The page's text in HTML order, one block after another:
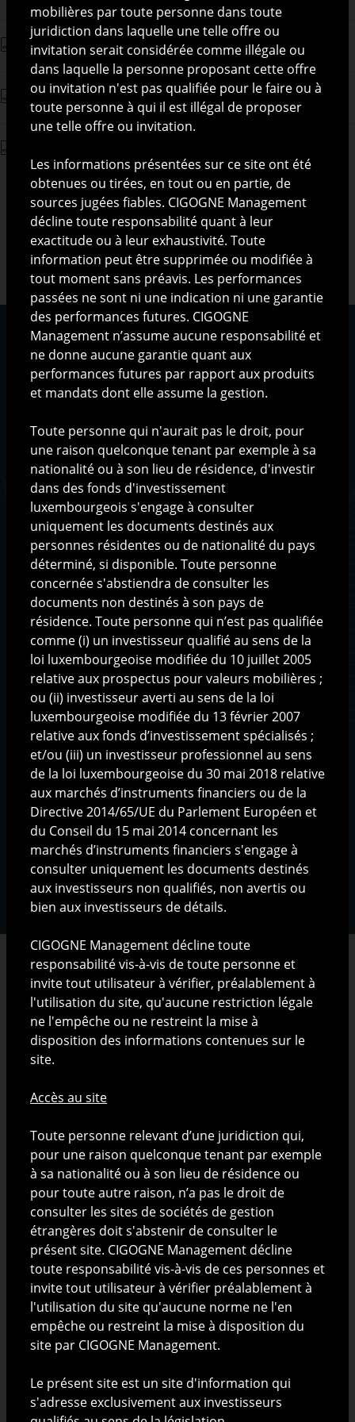
Final Terms
Prospectus Stork Acceptance S.A.
Qui sommes-nous ?
L'équipe
L'organisation
Méthodologie de gestion
La philosophie d'investissement
Le processus d'investissement
Solutions d'investissement
Fonds AIF
Fonds UCITS
Produits structurés
Base documentaire
Communications
Documentation produits
Mentions légales |
Protection des données
personnelles
| Gestion des cookies |
Copyright ©
2025 CIGOGNE MANAGEMENT S.A., Luxembourg
RESTRICTIONS LEGALES
Les informations présentées sur ce site ont pour but
après "CIGOGNE Management") et ses activités.
Nature de l'information disponible sur ce site
Les informations publiées sur le site ne sont
constitutives ni d'une offre de produits ou de services
pouvant être assimilée à un appel public à l'épargne
ou à une quelconque activité de démarchage ou de
sollicitation à l'achat ou à la vente de valeurs
mobilières ni d'une incitation ou d'un conseil en vue
d'un quelconque investissement ou arbitrage de
valeurs mobilières par toute personne dans toute
juridiction dans laquelle une telle offre ou invitation
serait considérée comme illégale ou dans laquelle la
pas qualifiée pour le faire ou à toute personne à qui il
est illégal de proposer une telle offre ou invitation.
mobilières par toute personne dans toute
juridiction dans laquelle une telle offre ou
invitation serait considérée comme illégale ou
dans laquelle la personne proposant cette offre
ou invitation n'est pas qualifiée pour le faire ou à
toute personne à qui il est illégal de proposer
une telle offre ou invitation.
Les informations présentées sur ce site ont été
obtenues ou tirées, en tout ou en partie, de
sources jugées fiables. CIGOGNE Management
décline toute responsabilité quant à leur
exactitude ou à leur exhaustivité. Toute
information peut être supprimée ou modifiée à
tout moment sans préavis. Les performances
passées ne sont ni une indication ni une garantie
des performances futures. CIGOGNE
Management n’assume aucune responsabilité et
ne donne aucune garantie quant aux
performances futures par rapport aux produits
et mandats dont elle assume la gestion.
Toute personne qui n'aurait pas le droit, pour
une raison quelconque tenant par exemple à sa
nationalité ou à son lieu de résidence, d'investir
dans des fonds d'investissement
luxembourgeois s'engage à consulter
uniquement les documents destinés aux
personnes résidentes ou de nationalité du pays
déterminé, si disponible. Toute personne
concernée s'abstiendra de consulter les
documents non destinés à son pays de
résidence. Toute personne qui n’est pas qualifiée
comme (i) un investisseur qualifié au sens de la
loi luxembourgeoise modifiée du 10 juillet 2005
relative aux prospectus pour valeurs mobilières ;
ou (ii) investisseur averti au sens de la loi
luxembourgeoise modifiée du 13 février 2007
relative aux fonds d’investissement spécialisés ;
et/ou (iii) un investisseur professionnel au sens
de la loi luxembourgeoise du 30 mai 2018 relative
aux marchés d’instruments financiers ou de la
Directive 2014/65/UE du Parlement Européen et
du Conseil du 15 mai 2014 concernant les
marchés d’instruments financiers s'engage à
consulter uniquement les documents destinés
aux investisseurs non qualifiés, non avertis ou
bien aux investisseurs de détails.
CIGOGNE Management décline toute
responsabilité vis-à-vis de toute personne et
invite tout utilisateur à vérifier, préalablement à
l'utilisation du site, qu'aucune restriction légale
ne l'empêche ou ne restreint la mise à
disposition des informations contenues sur le
site.
Accès au site
Toute personne relevant d’une juridiction qui,
pour une raison quelconque tenant par exemple
à sa nationalité ou à son lieu de résidence ou
pour toute autre raison, n’a pas le droit de
consulter les sites de sociétés de gestion
étrangères doit s'abstenir de consulter le
présent site. CIGOGNE Management décline
toute responsabilité vis-à-vis de ces personnes et
invite tout utilisateur à vérifier préalablement à
l'utilisation du site qu'aucune norme ne l'en
empêche ou restreint la mise à disposition du
site par CIGOGNE Management.
Le présent site est un site d'information qui
s'adresse exclusivement aux investisseurs